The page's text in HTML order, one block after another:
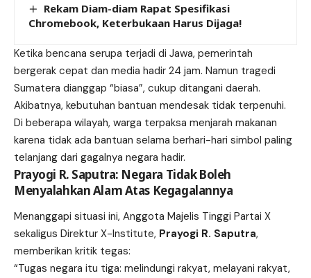
Rekam Diam-diam Rapat Spesifikasi
Chromebook, Keterbukaan Harus Dijaga!
Ketika bencana serupa terjadi di Jawa, pemerintah
bergerak cepat dan media hadir 24 jam. Namun tragedi
Sumatera dianggap “biasa”, cukup ditangani daerah.
Akibatnya, kebutuhan bantuan mendesak tidak terpenuhi.
Di beberapa wilayah, warga terpaksa menjarah makanan
karena tidak ada bantuan selama berhari-hari simbol paling
telanjang dari gagalnya negara hadir.
Prayogi R. Saputra: Negara Tidak Boleh
Menyalahkan Alam Atas Kegagalannya
Menanggapi situasi ini, Anggota Majelis Tinggi Partai X
sekaligus Direktur X-Institute, Prayogi R. Saputra,
memberikan kritik tegas:
“Tugas negara itu tiga: melindungi rakyat, melayani rakyat,